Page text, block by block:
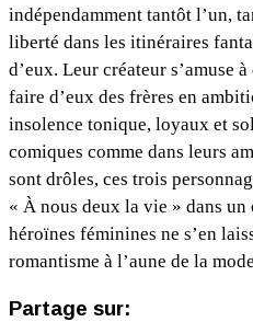
indépendamment tantôt l’un,
liberté dans les itinéraires
d’eux. Leur créateur s’amuse
faire d’eux des frères en
insolence tonique, loyaux et
comiques comme dans leurs
sont drôles, ces trois
« À nous deux la vie » dans
héroïnes féminines ne s’en
romantisme à l’aune de la
Partage sur: